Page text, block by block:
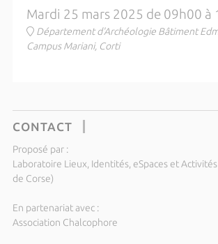
Mardi 25 mars 2025 de 09h00 à
Département d'Archéologie Bâtiment
Campus Mariani, Corti
CONTACT
Proposé par :
Laboratoire Lieux, Identités, eSpaces et
de Corse)
En partenariat avec :
Association Chalcophore